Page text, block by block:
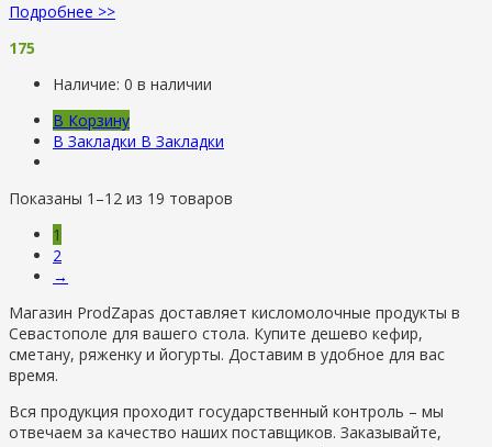
Подробнее >>
175
Наличие: 0 в наличии
В Корзину
В Закладки В Закладки
Показаны 1–12 из 19 товаров
1
2
→
Магазин ProdZapas доставляет кисломолочные продукты в
Севастополе для вашего стола. Купите дешево кефир,
сметану, ряженку и йогурты. Доставим в удобное для вас
время.
Вся продукция проходит государственный контроль – мы
отвечаем за качество наших поставщиков. Заказывайте,